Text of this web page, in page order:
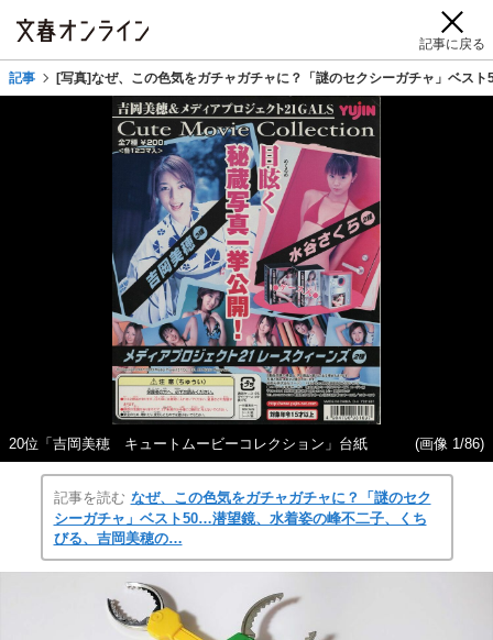
記事に戻る
記事 [写真]なぜ、この色気をガチャガチャに？「謎のセクシーガチャ」ベス
20位「吉岡美穂 キュートムービーコレクション」台紙 (画像 1/86)
記事を読む なぜ、この色気をガチャガチャに？「謎のセク
シーガチャ」ベスト50…潜望鏡、水着姿の峰不二子、くち
びる、吉岡美穂の…